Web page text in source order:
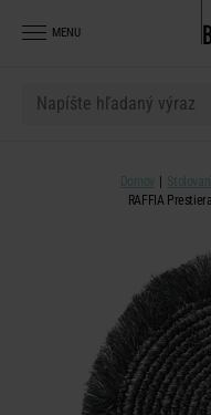
MENU
Domov
RAFFIA